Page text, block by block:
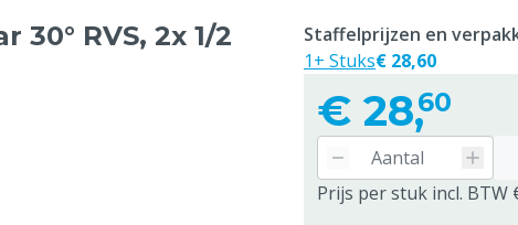
RVS, 2x 1/2
€ 28,60
Prijs per stuk incl. BTW
Staffelprijzen en
1+ Stuks€ 28,60